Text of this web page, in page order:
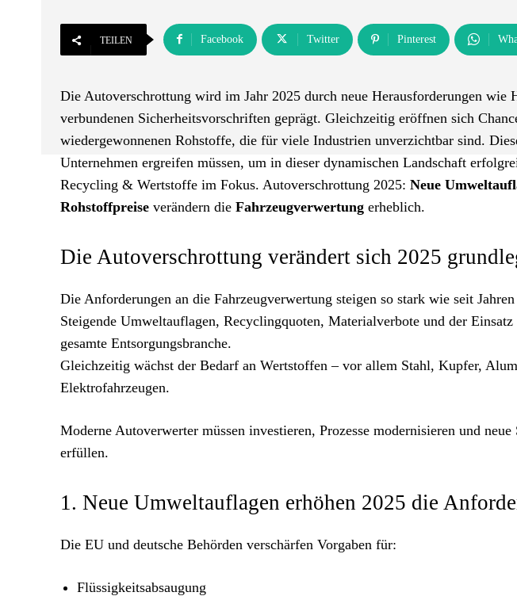
TEILEN Facebook Twitter Pinterest
Die Autoverschrottung wird im Jahr 2025 durch neue Herausforderungen wie
verbundenen Sicherheitsvorschriften geprägt. Gleichzeitig eröffnen sich
wiedergewonnenen Rohstoffe, die für viele Industrien unverzichtbar sind.
Unternehmen ergreifen müssen, um in dieser dynamischen Landschaft
Recycling & Wertstoffe im Fokus. Autoverschrottung 2025: Neue
Rohstoffpreise verändern die Fahrzeugverwertung erheblich.
Die Autoverschrottung verändert sich 2025
Die Anforderungen an die Fahrzeugverwertung steigen so stark wie seit
Steigende Umweltauflagen, Recyclingquoten, Materialverbote und der
gesamte Entsorgungsbranche.
Gleichzeitig wächst der Bedarf an Wertstoffen – vor allem Stahl, Kupfer,
Elektrofahrzeugen.
Moderne Autoverwerter müssen investieren, Prozesse modernisieren und
erfüllen.
1. Neue Umweltauflagen erhöhen 2025 die
Die EU und deutsche Behörden verschärfen Vorgaben für:
Flüssigkeitsabsaugung